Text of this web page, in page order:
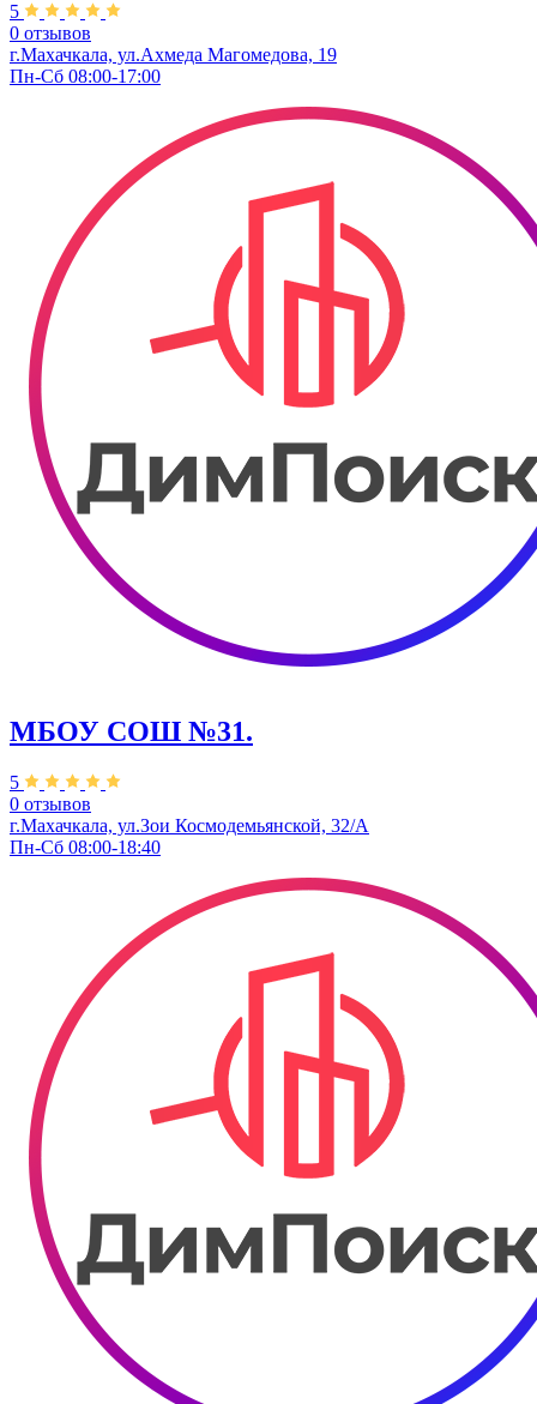
5
0 отзывов
г.Махачкала, ул.Ахмеда Магомедова, 19
Пн-Сб 08:00-17:00
МБОУ СОШ №31.
5
0 отзывов
г.Махачкала, ул.Зои Космодемьянской, 32/А
Пн-Сб 08:00-18:40